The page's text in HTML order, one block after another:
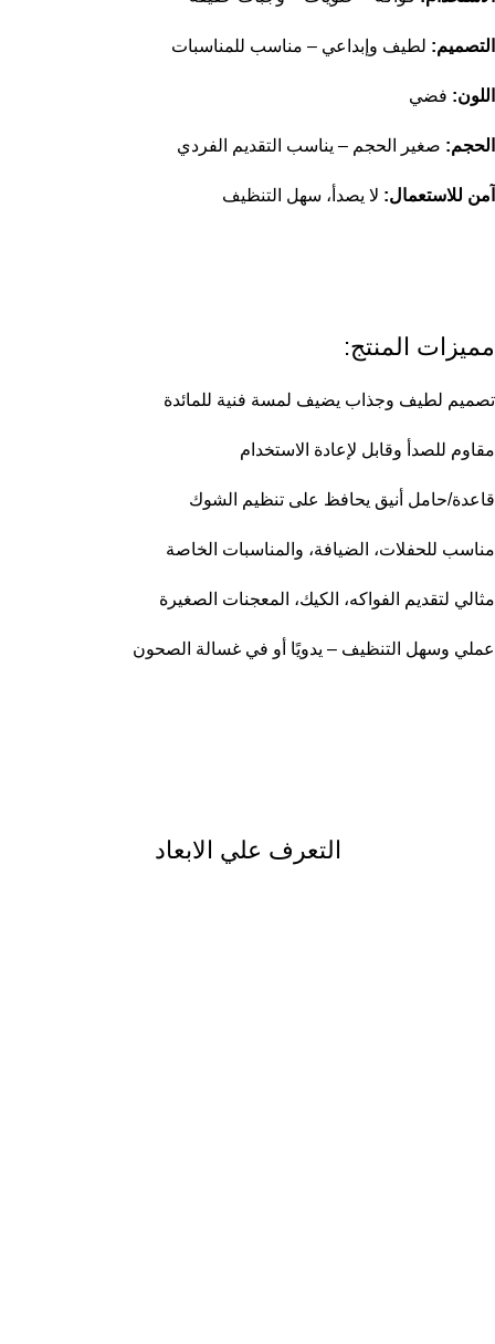
التصميم: لطيف وإبداعي – مناسب للمناسبات
اللون: فضي
الحجم: صغير الحجم – يناسب التقديم الفردي
آمن للاستعمال: لا يصدأ، سهل التنظيف
مميزات المنتج:
تصميم لطيف وجذاب يضيف لمسة فنية للمائدة
مقاوم للصدأ وقابل لإعادة الاستخدام
قاعدة/حامل أنيق يحافظ على تنظيم الشوك
مناسب للحفلات، الضيافة، والمناسبات الخاصة
مثالي لتقديم الفواكه، الكيك، المعجنات الصغيرة
عملي وسهل التنظيف – يدويًا أو في غسالة الصحون
التعرف علي الابعاد